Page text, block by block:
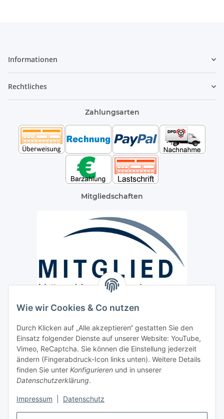
Wie wir Cookies & Co nutzen
Durch Klicken auf „Alle akzeptieren“ gestatten Sie den
Einsatz folgender Dienste auf unserer Website: YouTube,
Vimeo, ReCaptcha. Sie können die Einstellung jederzeit
ändern (Fingerabdruck-Icon links unten). Weitere Details
finden Sie unter Konfigurieren und in unserer
Datenschutzerklärung.
Impressum Datenschutz
Informationen
Rechtliches
Zahlungsarten
Mitgliedschaften
Paketdienst und Spedition
Regionaler Lieferservice im Umkreis von ca. 60 Km
Sicherheit